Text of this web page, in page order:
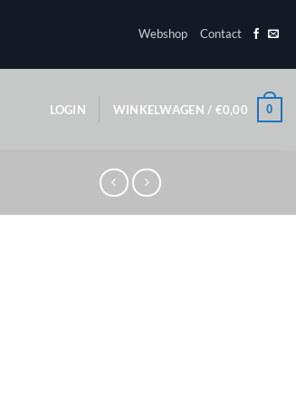
Webshop Contact
LOGIN WINKELWAGEN / €0,00 0